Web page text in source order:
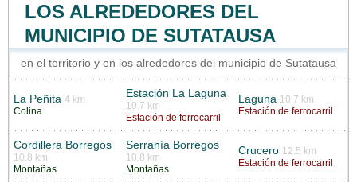
LOS ALREDEDORES DEL
MUNICIPIO DE SUTATAUSA
en el territorio y en los alrededores del municipio de Sutatausa
La Peñita 4 km
Colina
Estación La Laguna
10.7 km
Estación de ferrocarril
Laguna 10.7 km
Estación de ferrocarril
Cordillera Borregos
10.8 km
Montañas
Serranía Borregos
10.8 km
Montañas
Crucero 12.5 km
Estación de ferrocarril